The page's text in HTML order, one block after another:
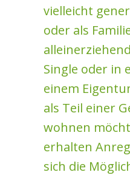
vielleicht
oder als
Single oder in
einem
als Teil einer
wohnen
erhalten
sich die